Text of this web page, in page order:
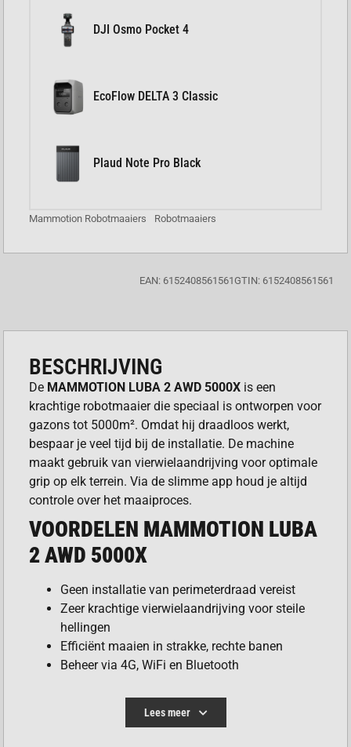
DJI Osmo Pocket 4
EcoFlow DELTA 3 Classic
Plaud Note Pro Black
Mammotion Robotmaaiers Robotmaaiers
EAN: 6152408561561GTIN: 6152408561561
BESCHRIJVING
De MAMMOTION LUBA 2 AWD 5000X is een
krachtige robotmaaier die speciaal is ontworpen voor
gazons tot 5000m². Omdat hij draadloos werkt,
bespaar je veel tijd bij de installatie. De machine
maakt gebruik van vierwielaandrijving voor optimale
grip op elk terrein. Via de slimme app houd je altijd
controle over het maaiproces.
VOORDELEN MAMMOTION LUBA
2 AWD 5000X
Geen installatie van perimeterdraad vereist
Zeer krachtige vierwielaandrijving voor steile
hellingen
Efficiënt maaien in strakke, rechte banen
Beheer via 4G, WiFi en Bluetooth
Lees meer